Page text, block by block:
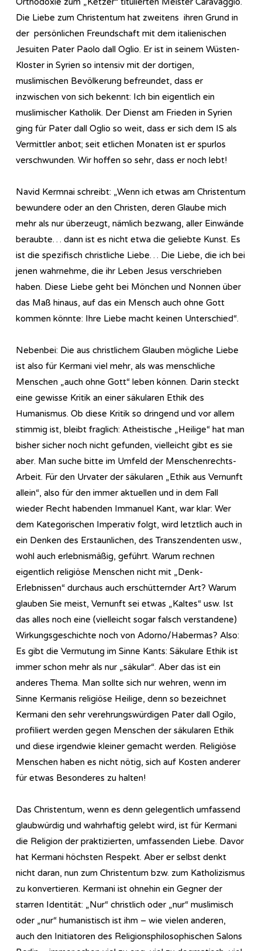
Die Liebe zum Christentum hat zweitens ihren Grund in
der persönlichen Freundschaft mit dem italienischen
Jesuiten Pater Paolo dall Oglio. Er ist in seinem Wüsten-
Kloster in Syrien so intensiv mit der dortigen,
muslimischen Bevölkerung befreundet, dass er
inzwischen von sich bekennt: Ich bin eigentlich ein
muslimischer Katholik. Der Dienst am Frieden in Syrien
ging für Pater dall Oglio so weit, dass er sich dem IS als
Vermittler anbot; seit etlichen Monaten ist er spurlos
verschwunden. Wir hoffen so sehr, dass er noch lebt!
Navid Kermnai schreibt: „Wenn ich etwas am Christentum
bewundere oder an den Christen, deren Glaube mich
mehr als nur überzeugt, nämlich bezwang, aller Einwände
beraubte… dann ist es nicht etwa die geliebte Kunst. Es
ist die spezifisch christliche Liebe… Die Liebe, die ich bei
jenen wahrnehme, die ihr Leben Jesus verschrieben
haben. Diese Liebe geht bei Mönchen und Nonnen über
das Maß hinaus, auf das ein Mensch auch ohne Gott
kommen könnte: Ihre Liebe macht keinen Unterschied“.
Nebenbei: Die aus christlichem Glauben mögliche Liebe
ist also für Kermani viel mehr, als was menschliche
Menschen „auch ohne Gott“ leben können. Darin steckt
eine gewisse Kritik an einer säkularen Ethik des
Humanismus. Ob diese Kritik so dringend und vor allem
stimmig ist, bleibt fraglich: Atheistische „Heilige“ hat man
bisher sicher noch nicht gefunden, vielleicht gibt es sie
aber. Man suche bitte im Umfeld der Menschenrechts-
Arbeit. Für den Urvater der säkularen „Ethik aus Vernunft
allein“, also für den immer aktuellen und in dem Fall
wieder Recht habenden Immanuel Kant, war klar: Wer
dem Kategorischen Imperativ folgt, wird letztlich auch in
ein Denken des Erstaunlichen, des Transzendenten usw.,
wohl auch erlebnismäßig, geführt. Warum rechnen
eigentlich religiöse Menschen nicht mit „Denk-
Erlebnissen“ durchaus auch erschütternder Art? Warum
glauben Sie meist, Vernunft sei etwas „Kaltes“ usw. Ist
das alles noch eine (vielleicht sogar falsch verstandene)
Wirkungsgeschichte noch von Adorno/Habermas? Also:
Es gibt die Vermutung im Sinne Kants: Säkulare Ethik ist
immer schon mehr als nur „säkular“. Aber das ist ein
anderes Thema. Man sollte sich nur wehren, wenn im
Sinne Kermanis religiöse Heilige, denn so bezeichnet
Kermani den sehr verehrungswürdigen Pater dall Ogilo,
profiliert werden gegen Menschen der säkularen Ethik
und diese irgendwie kleiner gemacht werden. Religiöse
Menschen haben es nicht nötig, sich auf Kosten anderer
für etwas Besonderes zu halten!
Das Christentum, wenn es denn gelegentlich umfassend
glaubwürdig und wahrhaftig gelebt wird, ist für Kermani
die Religion der praktizierten, umfassenden Liebe. Davor
hat Kermani höchsten Respekt. Aber er selbst denkt
nicht daran, nun zum Christentum bzw. zum Katholizismus
zu konvertieren. Kermani ist ohnehin ein Gegner der
starren Identität: „Nur“ christlich oder „nur“ muslimisch
oder „nur“ humanistisch ist ihm – wie vielen anderen,
auch den Initiatoren des Re­li­gi­ons­phi­lo­so­phi­sch­en Salons